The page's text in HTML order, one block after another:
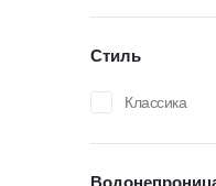
Стиль
Классика